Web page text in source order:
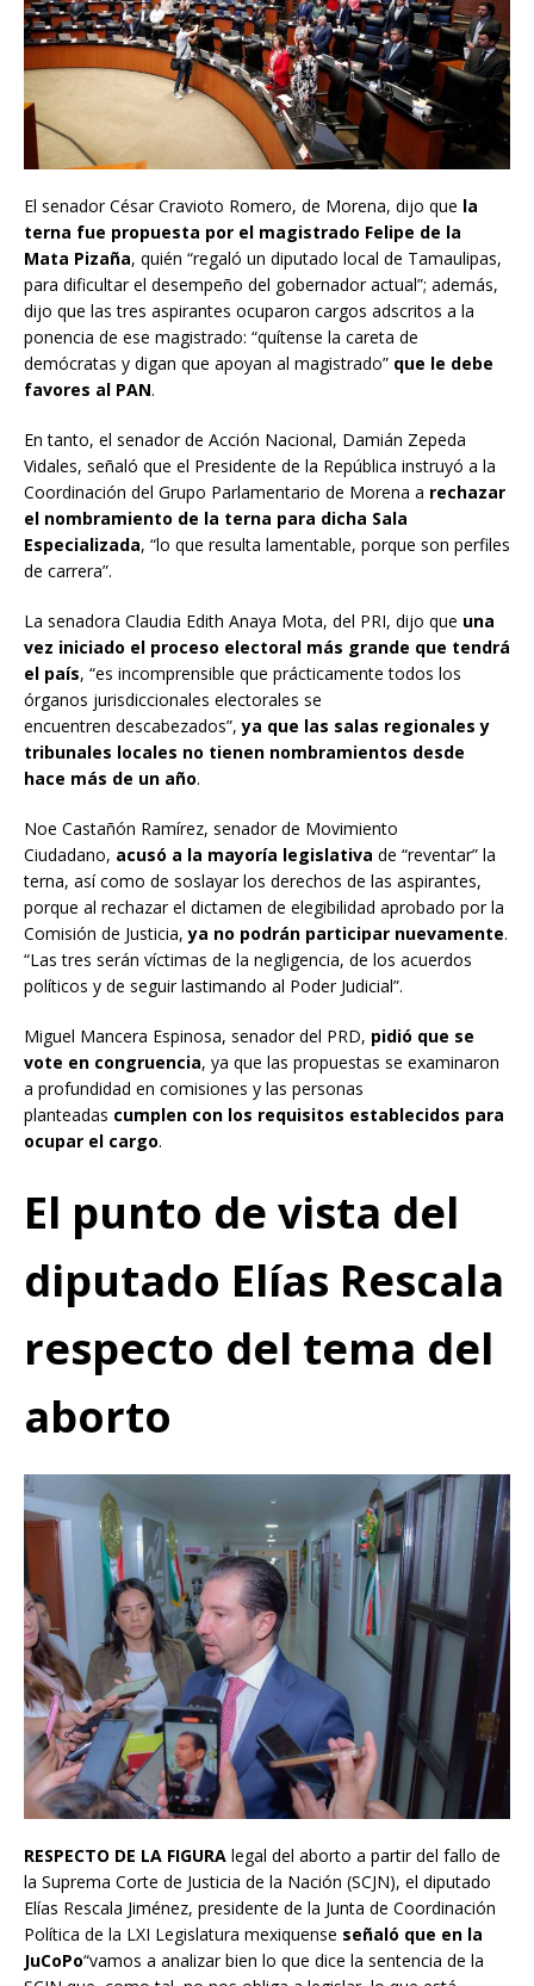
El senador César Cravioto Romero, de Morena, dijo que la
terna fue propuesta por el magistrado Felipe de la
Mata Pizaña, quién “regaló un diputado local de Tamaulipas,
para dificultar el desempeño del gobernador actual”; además,
dijo que las tres aspirantes ocuparon cargos adscritos a la
ponencia de ese magistrado: “quítense la careta de
demócratas y digan que apoyan al magistrado” que le debe
favores al PAN.
En tanto, el senador de Acción Nacional, Damián Zepeda
Vidales, señaló que el Presidente de la República instruyó a la
Coordinación del Grupo Parlamentario de Morena a rechazar
el nombramiento de la terna para dicha Sala
Especializada, “lo que resulta lamentable, porque son perfiles
de carrera”.
La senadora Claudia Edith Anaya Mota, del PRI, dijo que una
vez iniciado el proceso electoral más grande que tendrá
el país, “es incomprensible que prácticamente todos los
órganos jurisdiccionales electorales se
encuentren descabezados”,ya que las salas regionales y
tribunales locales no tienen nombramientos desde
hace más de un año.
Noe Castañón Ramírez, senador de Movimiento
Ciudadano, acusó a la mayoría legislativa de “reventar” la
terna, así como de soslayar los derechos de las aspirantes,
porque al rechazar el dictamen de elegibilidad aprobado por la
Comisión de Justicia,ya no podrán participar nuevamente.
“Las tres serán víctimas de la negligencia, de los acuerdos
políticos y de seguir lastimando al Poder Judicial”.
Miguel Mancera Espinosa, senador del PRD, pidió que se
vote en congruencia, ya que las propuestas se examinaron
a profundidad en comisiones y las personas
planteadas cumplen con los requisitos establecidos para
ocupar el cargo.
El punto de vista del
diputado Elías Rescala
respecto del tema del
aborto
RESPECTO DE LA FIGURA legal del aborto a partir del fallo de
la Suprema Corte de Justicia de la Nación (SCJN), el diputado
Elías Rescala Jiménez, presidente de la Junta de Coordinación
Política de la LXI Legislatura mexiquense señaló que en la
JuCoPo“vamos a analizar bien lo que dice la sentencia de la